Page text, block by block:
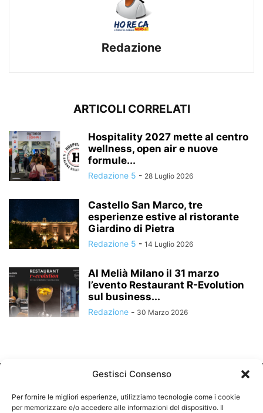
Redazione
ARTICOLI CORRELATI
Hospitality 2027 mette al centro
wellness, open air e nuove
formule...
Redazione 5 - 28 Luglio 2026
Castello San Marco, tre
esperienze estive al ristorante
Giardino di Pietra
Redazione 5 - 14 Luglio 2026
Al Melià Milano il 31 marzo
l’evento Restaurant R-Evolution
sul business...
Redazione - 30 Marzo 2026
Gestisci Consenso
Per fornire le migliori esperienze, utilizziamo tecnologie come i cookie
per memorizzare e/o accedere alle informazioni del dispositivo. Il